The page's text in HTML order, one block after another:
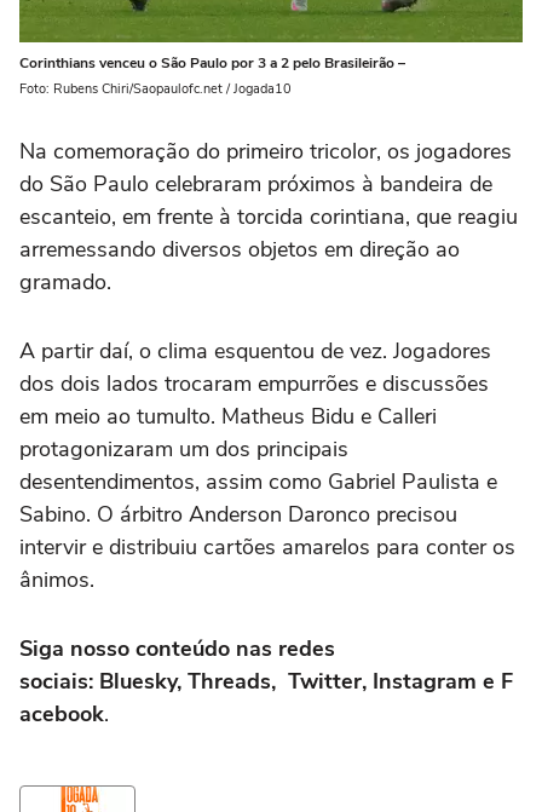
Corinthians venceu o São Paulo por 3 a 2 pelo Brasileirão –
Foto: Rubens Chiri/Saopaulofc.net / Jogada10
Na comemoração do primeiro tricolor, os jogadores
do São Paulo celebraram próximos à bandeira de
escanteio, em frente à torcida corintiana, que reagiu
arremessando diversos objetos em direção ao
gramado.
A partir daí, o clima esquentou de vez. Jogadores
dos dois lados trocaram empurrões e discussões
em meio ao tumulto. Matheus Bidu e Calleri
protagonizaram um dos principais
desentendimentos, assim como Gabriel Paulista e
Sabino. O árbitro Anderson Daronco precisou
intervir e distribuiu cartões amarelos para conter os
ânimos.
Siga nosso conteúdo nas redes
sociais: Bluesky, Threads, Twitter, Instagram e F
acebook.